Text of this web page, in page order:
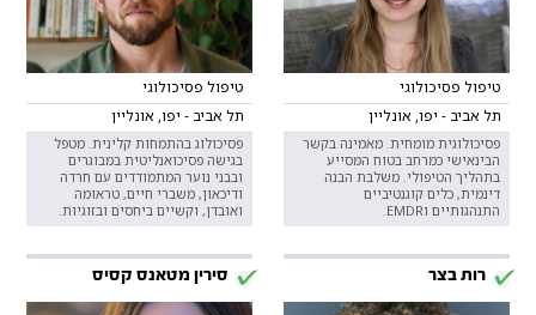
טיפול פסיכולוגי
תל אביב - יפו, אונליין
פסיכולוגית מומחית. מאמינה בקשר
הבינאישי כמרחב בטוח המסייע
בתהליך הטיפולי. משלבת הבנה
דינמית, כלים קוגנטיביים
התנהגותיים וEMDR.
טיפול פסיכולוגי
תל אביב - יפו, אונליין
פסיכולוג בהתמחות קלינית. מטפל
בגישה פסיכואנליטית במבוגרים
ובבני נוער המתמודדים עם חרדה
ודיכאון, משברי חיים, טראומה
ואובדן, וקשיים ביחסים ובזוגיות.
רות בצר סירין מטאנס קסיס